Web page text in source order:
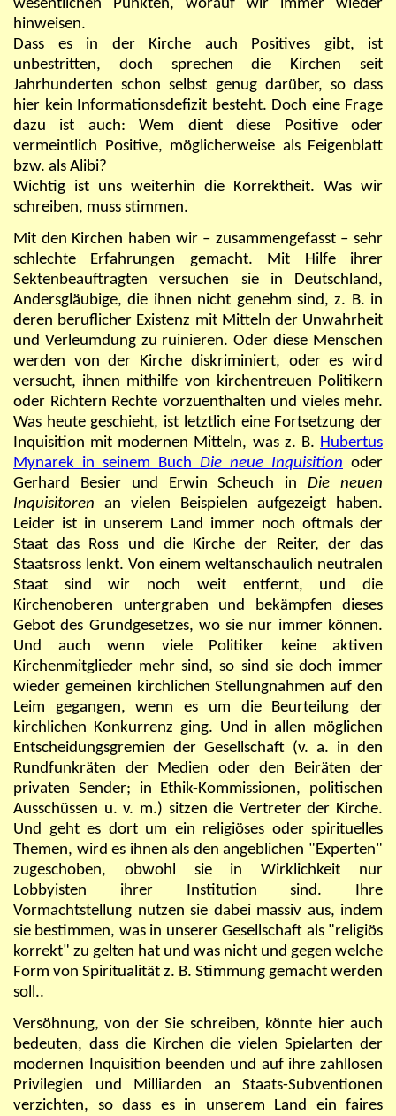
wesentlichen Punkten, worauf wir immer wieder
hinweisen.
Dass es in der Kirche auch Positives gibt, ist
unbestritten, doch sprechen die Kirchen seit
Jahrhunderten schon selbst genug darüber, so dass
hier kein Informationsdefizit besteht. Doch eine Frage
dazu ist auch: Wem dient diese Positive oder
vermeintlich Positive, möglicherweise als Feigenblatt
bzw. als Alibi?
Wichtig ist uns weiterhin die Korrektheit. Was wir
schreiben, muss stimmen.
Mit den Kirchen haben wir – zusammengefasst – sehr
schlechte Erfahrungen gemacht. Mit Hilfe ihrer
Sektenbeauftragten versuchen sie in Deutschland,
Andersgläubige, die ihnen nicht genehm sind, z. B. in
deren beruflicher Existenz mit Mitteln der Unwahrheit
und Verleumdung zu ruinieren. Oder diese Menschen
werden von der Kirche diskriminiert, oder es wird
versucht, ihnen mithilfe von kirchentreuen Politikern
oder Richtern Rechte vorzuenthalten und vieles mehr.
Was heute geschieht, ist letztlich eine Fortsetzung der
Inquisition mit modernen Mitteln, was z. B. Hubertus
Mynarek in seinem Buch Die neue Inquisition oder
Gerhard Besier und Erwin Scheuch inDie neuen
Inquisitoren
an vielen Beispielen aufgezeigt haben.
Leider ist in unserem Land immer noch oftmals der
Staat das Ross und die Kirche der Reiter, der das
Staatsross lenkt. Von einem weltanschaulich neutralen
Staat sind wir noch weit entfernt, und die
Kirchenoberen untergraben und bekämpfen dieses
Gebot des Grundgesetzes, wo sie nur immer können.
Und auch wenn viele Politiker keine aktiven
Kirchenmitglieder mehr sind, so sind sie doch immer
wieder gemeinen kirchlichen Stellungnahmen auf den
Leim gegangen, wenn es um die Beurteilung der
kirchlichen Konkurrenz ging. Und in allen möglichen
Entscheidungsgremien der Gesellschaft (v. a. in den
Rundfunkräten der Medien oder den Beiräten der
privaten Sender; in Ethik-Kommissionen, politischen
Ausschüssen u. v. m.) sitzen die Vertreter der Kirche.
Und geht es dort um ein religiöses oder spirituelles
Themen, wird es ihnen als den angeblichen "Experten"
zugeschoben, obwohl sie in Wirklichkeit nur
Lobbyisten ihrer Institution sind. Ihre
Vormachtstellung nutzen sie dabei massiv aus, indem
sie bestimmen, was in unserer Gesellschaft als "religiös
korrekt" zu gelten hat und was nicht und gegen welche
Form von Spiritualität z. B. Stimmung gemacht werden
soll..
Versöhnung, von der Sie schreiben, könnte hier auch
bedeuten, dass die Kirchen die vielen Spielarten der
modernen Inquisition beenden und auf ihre zahllosen
Privilegien und Milliarden an Staats-Subventionen
verzichten, so dass es in unserem Land ein faires